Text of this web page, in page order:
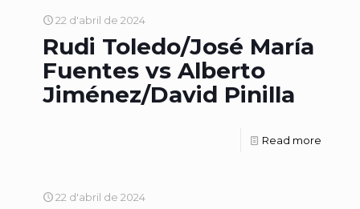
22 d'abril de 2024
Rudi Toledo/José María
Fuentes vs Alberto
Jiménez/David Pinilla
Read more
22 d'abril de 2024